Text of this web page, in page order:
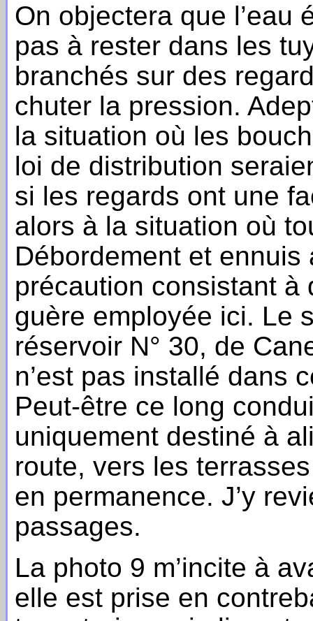
On objectera que l’eau
pas à rester dans les
branchés sur des
chuter la pression.
la situation où les
loi de distribution
si les regards ont une
alors à la situation où
Débordement et
précaution consistant à
guère employée ici. Le
réservoir N° 30, de
n’est pas installé dans
Peut-être ce long
uniquement destiné à
route, vers les
en permanence. J’y
passages.
La photo 9 m’incite à
elle est prise en